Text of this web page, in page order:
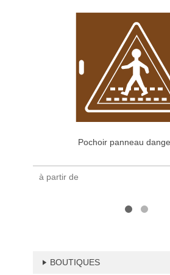
Pochoir panneau
à partir de
BOUTIQUES